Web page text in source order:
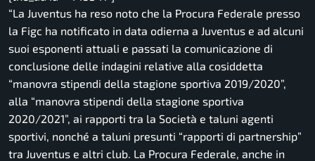
“La Juventus ha reso noto che la Procura Federale presso
la Figc ha notificato in data odierna a Juventus e ad alcuni
suoi esponenti attuali e passati la comunicazione di
conclusione delle indagini relative alla cosiddetta
“manovra stipendi della stagione sportiva 2019/2020”,
alla “manovra stipendi della stagione sportiva
2020/2021”, ai rapporti tra la Società e taluni agenti
sportivi, nonché a taluni presunti “rapporti di partnership”
tra Juventus e altri club. La Procura Federale, anche in